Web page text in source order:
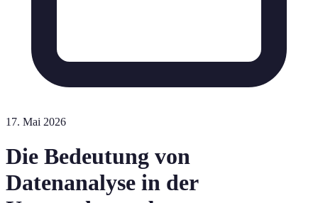
17. Mai 2026
Die Bedeutung von
Datenanalyse in der